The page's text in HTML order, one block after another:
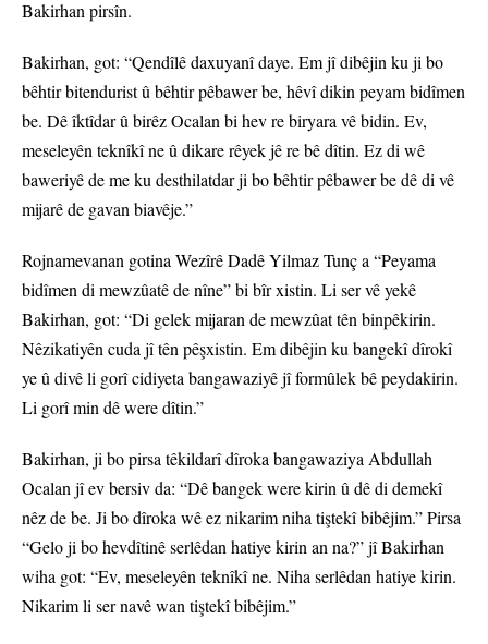
Bakirhan pirsîn.
Bakirhan, got: “Qendîlê daxuyanî daye. Em jî dibêjin ku ji bo
bêhtir bitendurist û bêhtir pêbawer be, hêvî dikin peyam bidîmen
be. Dê îktîdar û birêz Ocalan bi hev re biryara vê bidin. Ev,
meseleyên teknîkî ne û dikare rêyek jê re bê dîtin. Ez di wê
baweriyê de me ku desthilatdar ji bo bêhtir pêbawer be dê di vê
mijarê de gavan biavêje.”
Rojnamevanan gotina Wezîrê Dadê Yilmaz Tunç a “Peyama
bidîmen di mewzûatê de nîne” bi bîr xistin. Li ser vê yekê
Bakirhan, got: “Di gelek mijaran de mewzûat tên binpêkirin.
Nêzikatiyên cuda jî tên pêşxistin. Em dibêjin ku bangekî dîrokî
ye û divê li gorî cidiyeta bangawaziyê jî formûlek bê peydakirin.
Li gorî min dê were dîtin.”
Bakirhan, ji bo pirsa têkildarî dîroka bangawaziya Abdullah
Ocalan jî ev bersiv da: “Dê bangek were kirin û dê di demekî
nêz de be. Ji bo dîroka wê ez nikarim niha tiştekî bibêjim.” Pirsa
“Gelo ji bo hevdîtinê serlêdan hatiye kirin an na?” jî Bakirhan
wiha got: “Ev, meseleyên teknîkî ne. Niha serlêdan hatiye kirin.
Nikarim li ser navê wan tiştekî bibêjim.”